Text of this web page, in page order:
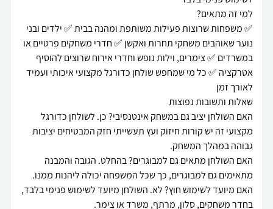
✅ משפחות שרוצות פעילות משותפת ומהנה בבית ✅ ילדים ובני
נוער שאוהבים משחקי תחרות ואקשן ✅ חדרי משחקים פרטיים או
במשרדים ✅ צימרים, וילות נופש וחדרי אירוח שרוצים להוסיף
אטרקציה ✅ כל מי שמחפש שולחן כדורגל מקצועי איכותי ועמיד
האם השולחן יציב גם במשחק אינטנסיבי? כן. לשולחן כדורגל
מקצועי זה יש קורות חיזוק ועץ תעשייתי חזק המבטיחים יציבות
האם השולחן מתאים גם למבוגרים? בהחלט. הגובה והמבנה
האם מיועד לשימוש חוץ? לא. השולחן מיועד לשימוש פנימי בלבד,